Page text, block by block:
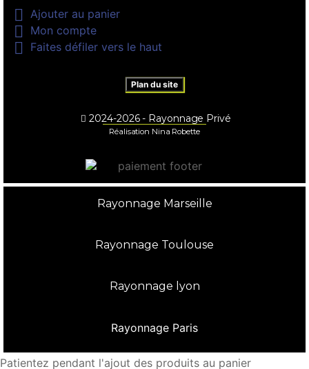
 Ajouter au panier
 Mon compte
 Faites défiler vers le haut
Plan du site
2024-2026 - Rayonnage Privé
Réalisation Nina Robette
Rayonnage Marseille
Rayonnage Toulouse
Rayonnage lyon
Rayonnage Paris
Patientez pendant l'ajout des produits au panier